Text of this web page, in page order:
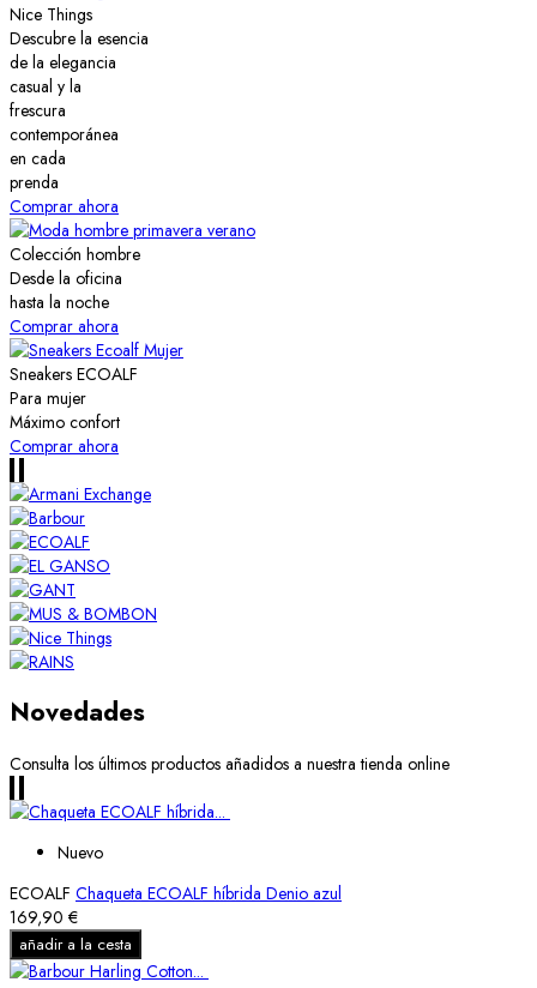
Nice Things
Descubre la esencia
de la elegancia
casual y la
frescura
contemporánea
en cada
prenda
Comprar ahora
Colección hombre
Desde la oficina
hasta la noche
Comprar ahora
Sneakers ECOALF
Para mujer
Máximo confort
Comprar ahora
Novedades
Consulta los últimos productos añadidos a nuestra tienda online
Nuevo
ECOALF Chaqueta ECOALF híbrida Denio azul
169,90 €
añadir a la cesta